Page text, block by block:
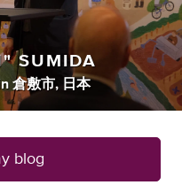
SUMIDA
倉敷市, 日本
blog